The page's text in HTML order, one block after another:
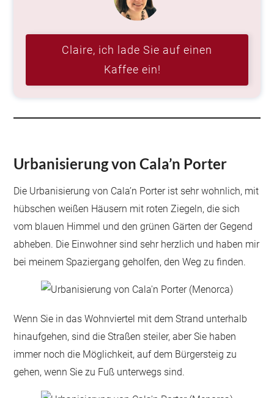
Claire, ich lade Sie auf einen
Kaffee ein!
Urbanisierung von Cala’n Porter
Die Urbanisierung von Cala’n Porter ist sehr wohnlich, mit
hübschen weißen Häusern mit roten Ziegeln, die sich
vom blauen Himmel und den grünen Gärten der Gegend
abheben. Die Einwohner sind sehr herzlich und haben mir
bei meinem Spaziergang geholfen, den Weg zu finden.
Wenn Sie in das Wohnviertel mit dem Strand unterhalb
hinaufgehen, sind die Straßen steiler, aber Sie haben
immer noch die Möglichkeit, auf dem Bürgersteig zu
gehen, wenn Sie zu Fuß unterwegs sind.